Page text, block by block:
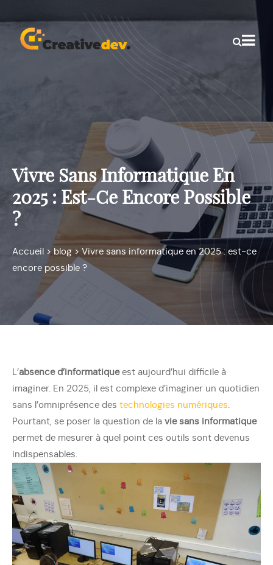
Vivre Sans Informatique En
2025 : Est-Ce Encore Possible
?
Accueil > blog > Vivre sans informatique en 2025 : est-ce
encore possible ?
L’absence d’informatiqueest aujourd’hui difficile à
imaginer. En 2025, il est complexe d’imaginer un quotidien
sans l’omniprésence des technologies numériques.
Pourtant, se poser la question de la vie sans informatique
permet de mesurer à quel point ces outils sont devenus
indispensables.